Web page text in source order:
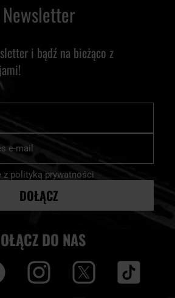
Newsletter
i bądź na bieżąco z
z polityką prywatności
DOŁĄCZ
DO NAS